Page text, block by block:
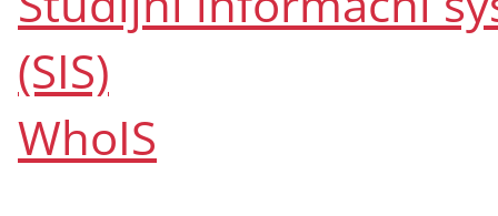
(SIS)
WhoIS